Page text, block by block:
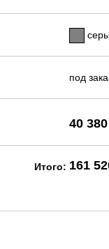
под
40
Итого: 161